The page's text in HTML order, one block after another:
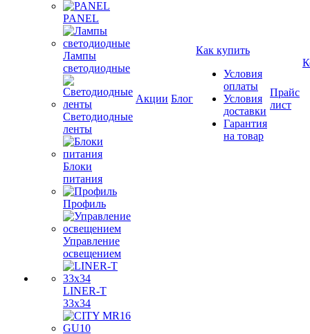
PANEL
Лампы
светодиодные
Светодиодные
ленты
Блоки
питания
Профиль
Управление
освещением
LINER-T
33x34
Акции Блог
Как купить
Условия
оплаты
Условия
доставки
Гарантия
на товар
Прайс
лист